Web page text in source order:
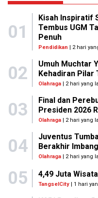
01
Kisah Inspiratif
Tembus UGM
Penuh
Pendidikan | 2 hari
02
Umuh Muchtar
Kehadiran Pilar
Olahraga| 2 hari yang
03
Final dan
Presiden 2026
Olahraga| 2 hari yang
04
Juventus
Berakhir
Olahraga| 2 hari yang
05 4,49 Juta
TangselCity | 1 hari